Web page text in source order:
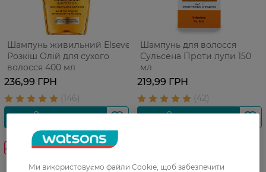
Шампунь живильний Elseve
Розкіш Олій для сухого
волосся 400 мл
236,99 ГРН
Шампунь для волосся
Сульсена Проти лупи 150
мл
219,99 ГРН
-30%
Ми використовуємо файли Cookie, щоб забезпечити